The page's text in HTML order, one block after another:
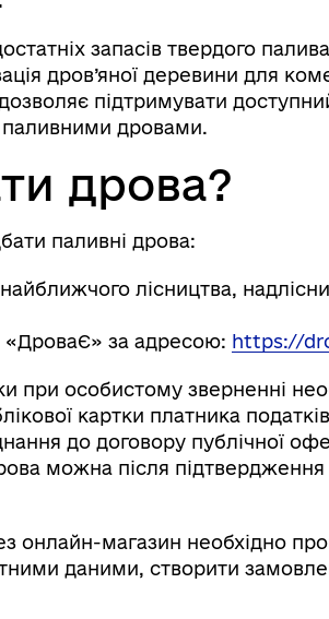
технічний захист
запасів твердого
дров’яної деревини для
підтримувати
дровами.
дрова?
паливні дрова:
лісництва,
«ДроваЄ» за адресою: https://
при особистому зверненні
картки платника
до договору публічної
можна після
онлайн-магазин необхідно
даними, створити